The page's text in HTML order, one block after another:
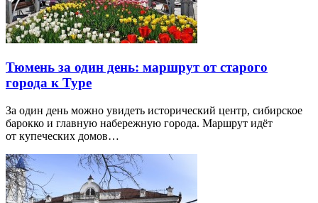
Тюмень за один день: маршрут от старого
города к Туре
За один день можно увидеть исторический центр, сибирское
барокко и главную набережную города. Маршрут идёт
от купеческих домов…